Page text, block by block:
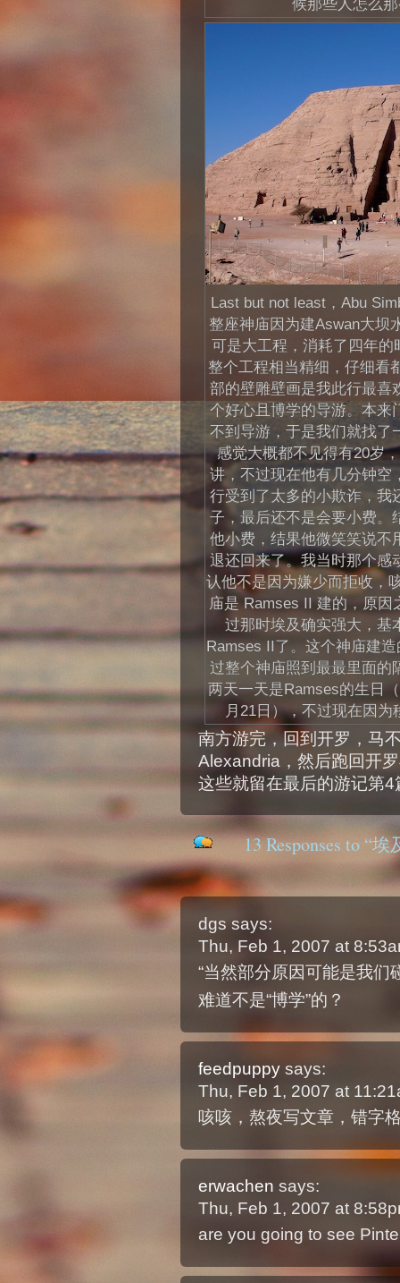
候那些人怎么
Last but not least，Abu
整座神庙因为建Aswan大坝
可是大工程，消耗了四年的
整个工程相当精细，仔细看
部的壁雕壁画是我此行最喜
个好心且博学的导游。本来
不到导游，于是我们就找了
感觉大概都不见得有20岁
讲，不过现在他有几分钟空
行受到了太多的小欺诈，我
子，最后还不是会要小费。
他小费，结果他微笑笑说不
退还回来了。我当时那个感
认他不是因为嫌少而拒收，
庙是 Ramses II 建的，原
过那时埃及确实强大，基
Ramses II了。这个神庙建
过整个神庙照到最最里面的
两天一天是Ramses的生日
月21日），不过现在因
南方游完，回到开罗，马
Alexandria，然后跑回开
这些就留在最后的游记第4
13 Responses to “
dgs says:
Thu, Feb 1, 2007 at
“当然部分原因可能是我们
难道不是“博学”的？
feedpuppy says:
Thu, Feb 1, 2007 at
咳咳，熬夜写文章，错字
erwachen says:
Thu, Feb 1, 2007 at
are you going to see